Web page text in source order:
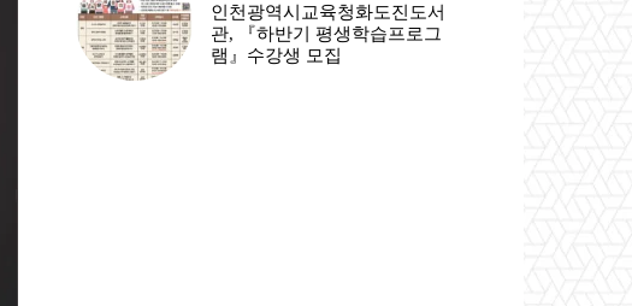
인천광역시교육청화도진도서
관, 『하반기 평생학습프로그
램』수강생 모집